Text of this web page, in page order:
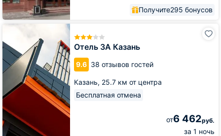
Получите295 бонусов
Отель 3А Казань
9.6 38 отзывов гостей
Казань, 25.7 км от центра
Бесплатная отмена
от6 462руб.
за 1 ночь
Отель
Казань